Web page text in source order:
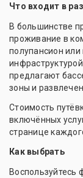
Что входит в
В большинстве
проживание в
полупансион
предлагают
зоны и
Стоимость
включённых
странице
Как выбрать
Воспользуйтесь